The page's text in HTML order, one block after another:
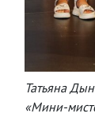
Татьяна
«Мини-